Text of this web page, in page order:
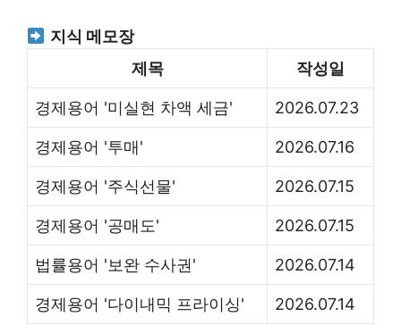
지식 메모장
제목
작성일
경제용어 '미실현 차액 세금' 2026.07.23
경제용어 '투매' 2026.07.16
경제용어 '주식선물' 2026.07.15
경제용어 '공매도' 2026.07.15
법률용어 '보완 수사권' 2026.07.14
경제용어 '다이내믹 프라이싱' 2026.07.14